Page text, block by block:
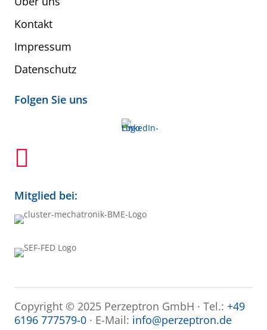
Kontakt
Impressum
Datenschutz
Folgen Sie uns

Mitglied bei:
Copyright © 2025 Perzeptron GmbH · Tel.: +49
6196 777579-0 · E-Mail: info@perzeptron.de